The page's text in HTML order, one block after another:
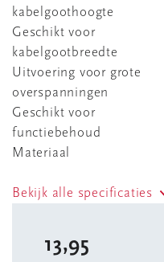
kabelgoothoogte
Geschikt voor
kabelgootbreedte
Uitvoering voor grote
overspanningen
Geschikt voor
functiebehoud
Materiaal
Bekijk alle specificaties
13,95